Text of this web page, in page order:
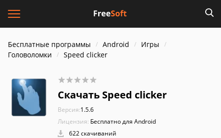
Бесплатные программы Android
Игры
Головоломки
Speed clicker
Скачать Speed clicker
Версия:1.5.6
Лицензия: Бесплатно для Android
622 скачиваний